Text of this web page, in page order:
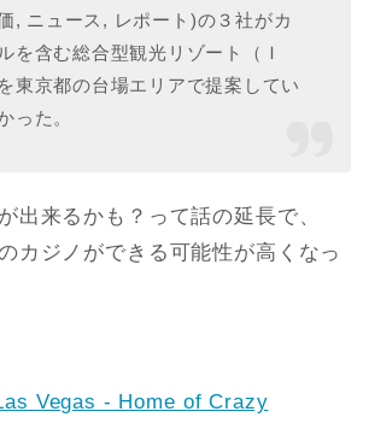
, ニュース, レポート)の３社がカ
を含む総合型観光リゾート（Ｉ
東京都の台場エリアで提案してい
った。
出来るかも？って話の延長で、
カジノができる可能性が高くなっ